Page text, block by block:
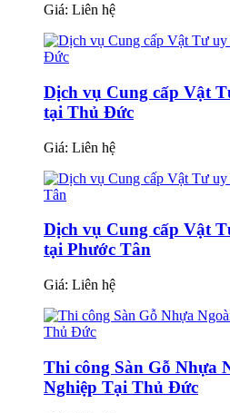
Giá: Liên hệ
Dịch vụ Cung cấp Vật
tại Thủ Đức
Giá: Liên hệ
Dịch vụ Cung cấp Vật
tại Phước Tân
Giá: Liên hệ
Thi công Sàn Gỗ Nhựa
Nghiệp Tại Thủ Đức